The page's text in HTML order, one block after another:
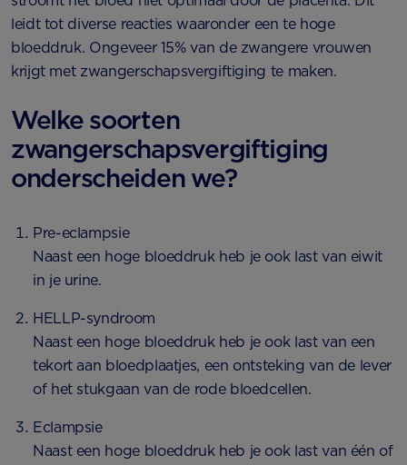
leidt tot diverse reacties waaronder een te hoge
bloeddruk. Ongeveer 15% van de zwangere vrouwen
krijgt met zwangerschapsvergiftiging te maken.
Welke soorten
zwangerschapsvergiftiging
onderscheiden we?
Pre-eclampsie
Naast een hoge bloeddruk heb je ook last van eiwit
in je urine.
HELLP-syndroom
Naast een hoge bloeddruk heb je ook last van een
tekort aan bloedplaatjes, een ontsteking van de lever
of het stukgaan van de rode bloedcellen.
Eclampsie
Naast een hoge bloeddruk heb je ook last van één of